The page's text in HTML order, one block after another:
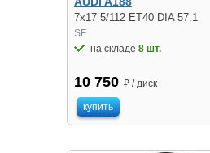
7x17 5/112 ET40 DIA 57.1
SF
на складе 8 шт.
10 750 ₽ / диск
купить